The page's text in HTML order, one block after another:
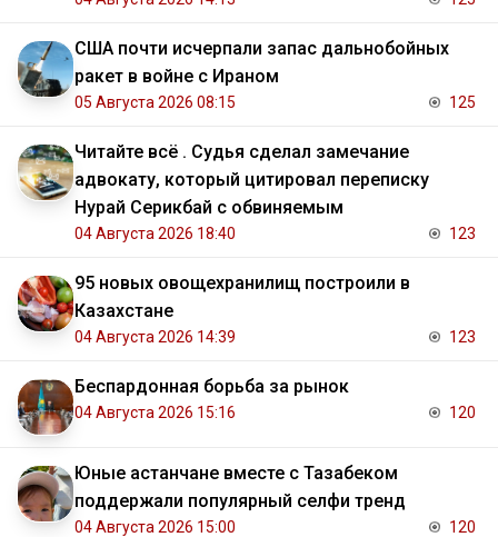
США почти исчерпали запас дальнобойных
ракет в войне с Ираном
05 Августа 2026 08:15 125
Читайте всё . Судья сделал замечание
адвокату, который цитировал переписку
Нурай Серикбай с обвиняемым
04 Августа 2026 18:40 123
95 новых овощехранилищ построили в
Казахстане
04 Августа 2026 14:39 123
Беспардонная борьба за рынок
04 Августа 2026 15:16 120
Юные астанчане вместе с Тазабеком
поддержали популярный селфи тренд
04 Августа 2026 15:00 120